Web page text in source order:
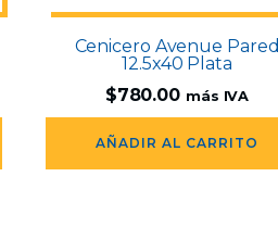
Cenicero Avenue Pared
12.5x40 Plata
$780.00 más IVA
AÑADIR AL CARRITO